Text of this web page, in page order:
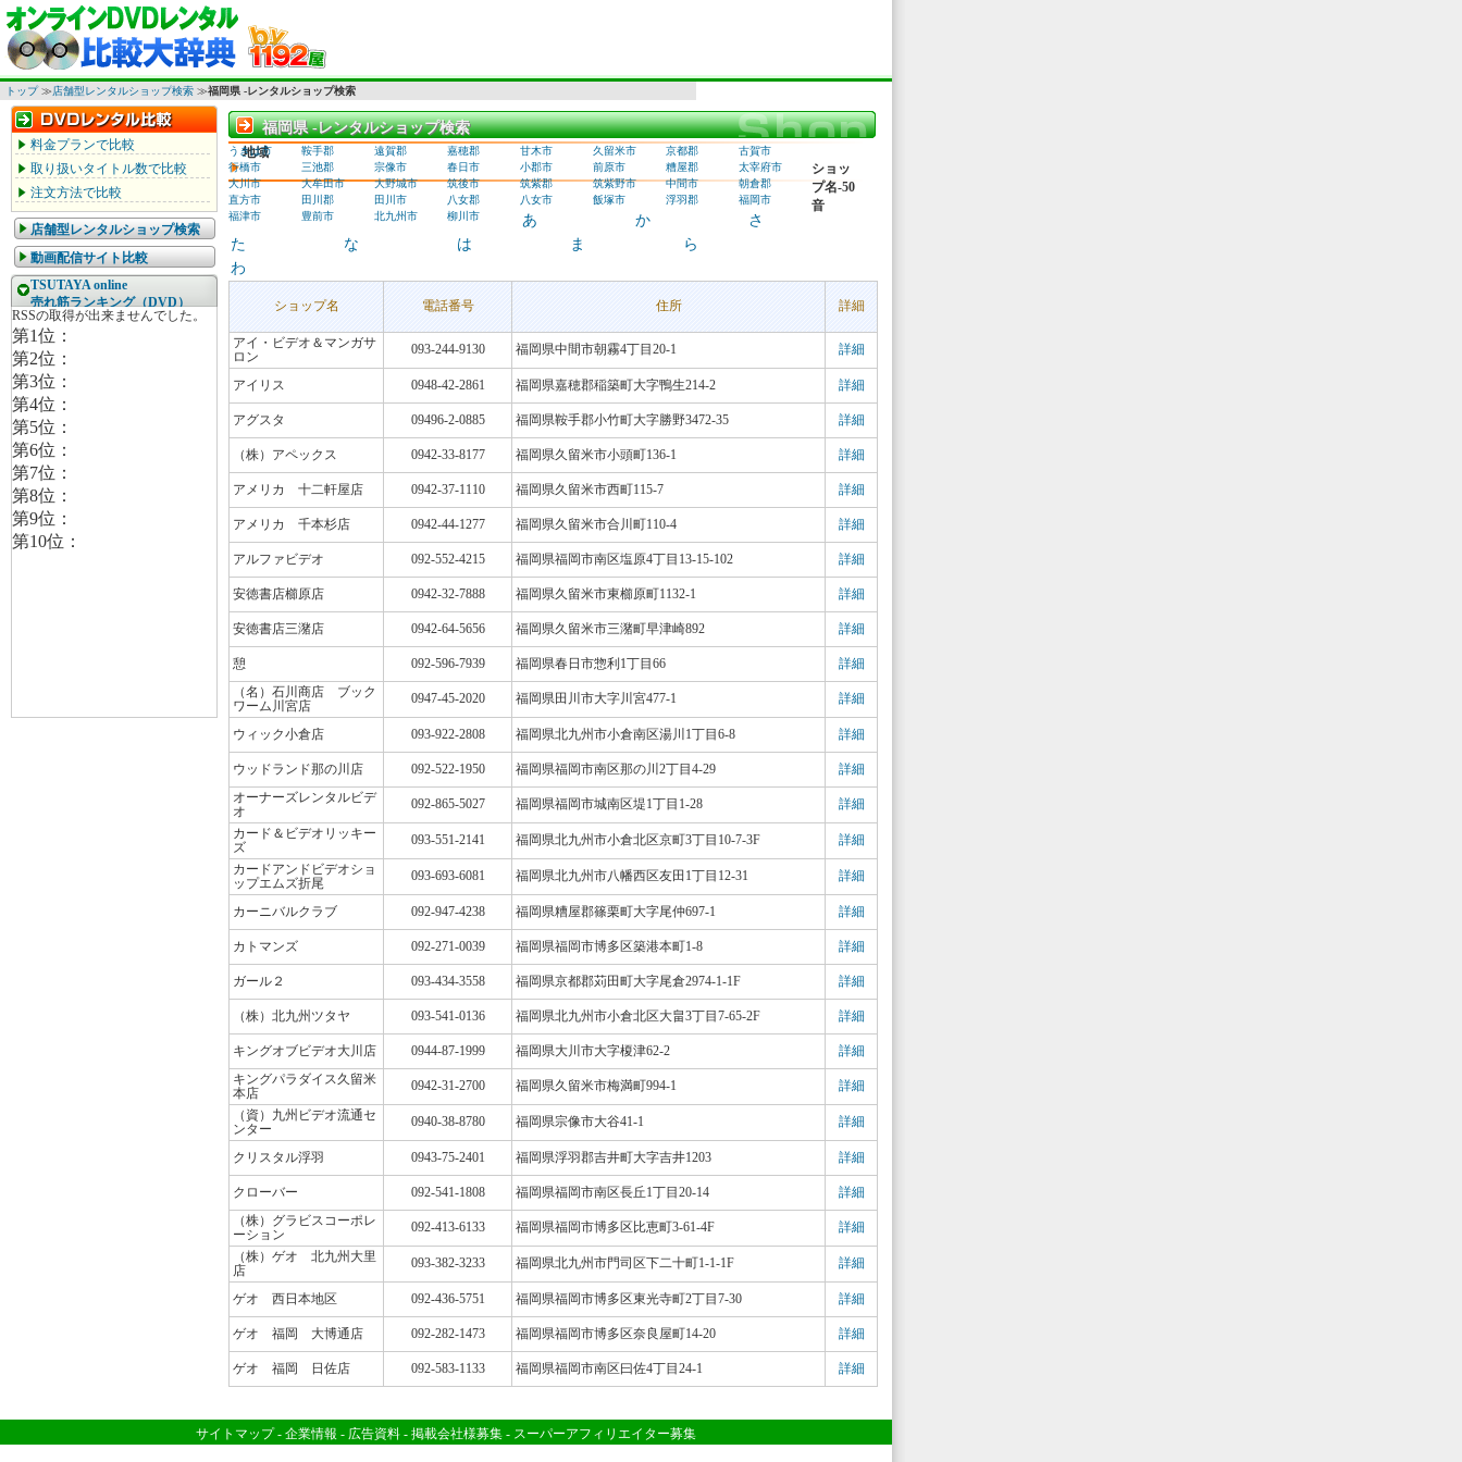
トップ≫店舗型レンタルショップ検索 ≫福岡県 -レンタルショップ検索
料金プランで比較
取り扱いタイトル数で比較
注文方法で比較
店舗型レンタルショップ検索
動画配信サイト比較
TSUTAYA online
売れ筋ランキング（DVD）
福岡県 -レンタルショップ検索
福岡県 -レンタルショップ検索
地域
うきは市 鞍手郡 遠賀郡 嘉穂郡 甘木市 久留米市 京都郡
古賀市
行橋市
三池郡 宗像市 春日市 小郡市 前原市 糟屋郡
太宰府市
大川市
大牟田市 大野城市 筑後市 筑紫郡 筑紫野市 中間市
朝倉郡
直方市
田川郡 田川市 八女郡 八女市 飯塚市 浮羽郡
福岡市
福津市
豊前市 北九州市 柳川市
ショッ
プ名-50
音
あ か
さ
た
な は ま
ら
わ
ショップ名 電話番号 住所 詳細
アイ・ビデオ＆マンガサ
ロン
093-244-9130 福岡県中間市朝霧4丁目20-1 詳細
アイリス 0948-42-2861 福岡県嘉穂郡稲築町大字鴨生214-2 詳細
アグスタ 09496-2-0885 福岡県鞍手郡小竹町大字勝野3472-35 詳細
（株）アペックス 0942-33-8177 福岡県久留米市小頭町136-1 詳細
アメリカ 十二軒屋店 0942-37-1110 福岡県久留米市西町115-7 詳細
アメリカ 千本杉店 0942-44-1277 福岡県久留米市合川町110-4 詳細
アルファビデオ 092-552-4215 福岡県福岡市南区塩原4丁目13-15-102 詳細
安徳書店櫛原店 0942-32-7888 福岡県久留米市東櫛原町1132-1 詳細
安徳書店三潴店 0942-64-5656 福岡県久留米市三潴町早津崎892 詳細
憩 092-596-7939 福岡県春日市惣利1丁目66
詳細
（名）石川商店 ブック
ワーム川宮店
0947-45-2020 福岡県田川市大字川宮477-1 詳細
ウィック小倉店 093-922-2808 福岡県北九州市小倉南区湯川1丁目6-8 詳細
ウッドランド那の川店 092-522-1950 福岡県福岡市南区那の川2丁目4-29
詳細
オーナーズレンタルビデ
オ
092-865-5027 福岡県福岡市城南区堤1丁目1-28
詳細
カード＆ビデオリッキー
ズ
093-551-2141 福岡県北九州市小倉北区京町3丁目10-7-3F
詳細
カードアンドビデオショ
ップエムズ折尾
093-693-6081 福岡県北九州市八幡西区友田1丁目12-31 詳細
カーニバルクラブ 092-947-4238 福岡県糟屋郡篠栗町大字尾仲697-1 詳細
カトマンズ 092-271-0039 福岡県福岡市博多区築港本町1-8 詳細
ガール２ 093-434-3558 福岡県京都郡苅田町大字尾倉2974-1-1F 詳細
（株）北九州ツタヤ 093-541-0136 福岡県北九州市小倉北区大畠3丁目7-65-2F 詳細
キングオブビデオ大川店 0944-87-1999 福岡県大川市大字榎津62-2
詳細
キングパラダイス久留米
本店
0942-31-2700 福岡県久留米市梅満町994-1
詳細
（資）九州ビデオ流通セ
ンター
0940-38-8780 福岡県宗像市大谷41-1 詳細
クリスタル浮羽 0943-75-2401 福岡県浮羽郡吉井町大字吉井1203 詳細
クローバー 092-541-1808 福岡県福岡市南区長丘1丁目20-14
詳細
（株）グラビスコーポレ
ーション
092-413-6133 福岡県福岡市博多区比恵町3-61-4F
詳細
（株）ゲオ 北九州大里
店
093-382-3233 福岡県北九州市門司区下二十町1-1-1F 詳細
ゲオ 西日本地区 092-436-5751 福岡県福岡市博多区東光寺町2丁目7-30 詳細
ゲオ 福岡 大博通店 092-282-1473 福岡県福岡市博多区奈良屋町14-20 詳細
ゲオ 福岡 日佐店 092-583-1133 福岡県福岡市南区曰佐4丁目24-1 詳細
サイトマップ- 企業情報 - 広告資料 - 掲載会社様募集 - スーパーアフィリエイター募集